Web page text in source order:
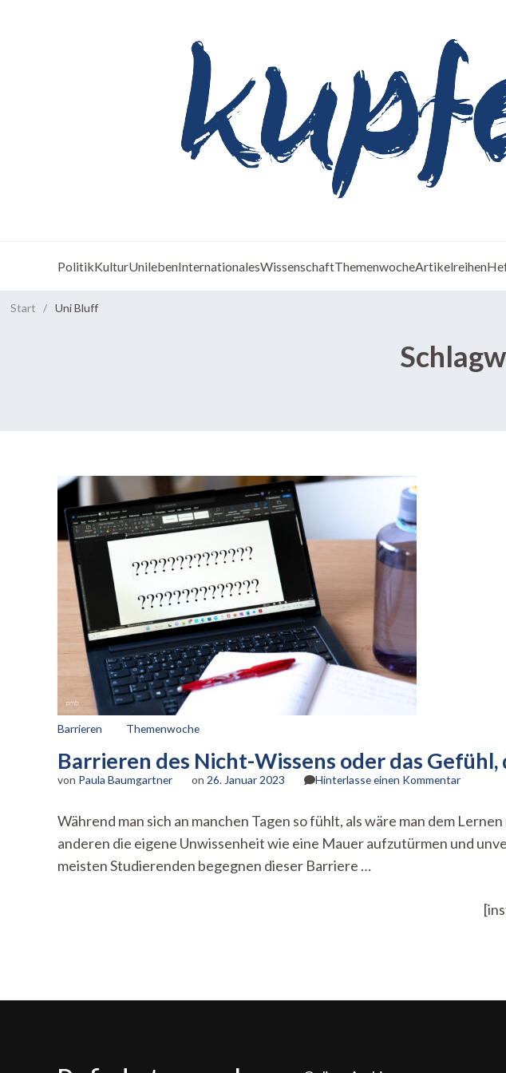
PolitikKulturUnilebenInternationalesWissenschaftThemenwocheArtikelreihen
Start / Uni Bluff
Barrieren Themenwoche
Barrieren des Nicht-Wissens oder das
von Paula Baumgartner on 26. Januar 2023 Hinterlasse einen Kommentarzu
Nicht-
Wissens
sein
Während man sich an manchen Tagen so fühlt, als wäre man dem
anderen die eigene Unwissenheit wie eine Mauer aufzutürmen und
meisten Studierenden begegnen dieser Barriere …